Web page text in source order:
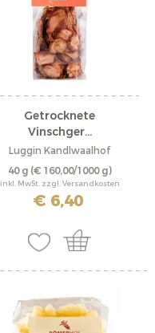
Getrocknete
Vinschger...
Luggin Kandlwaalhof
40 g (€ 160,00/1000 g)
inkl. MwSt. zzgl. Versandkosten
€ 6,40